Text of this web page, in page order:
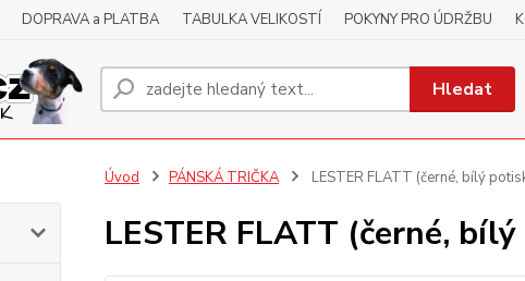
DOPRAVA a PLATBA TABULKA VELIKOSTÍ POKYNY PRO ÚDRŽBU
Hledat
Úvod PÁNSKÁ TRIČKA LESTER FLATT (černé, bílý
LESTER FLATT (černé,